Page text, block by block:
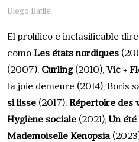
Diego Batlle
El prolífico e inclasificable
como Les états nordiques
(2007), Curling(2010), Vic +
ta joie demeure (2014), Boris
si lisse (2017), Répertoire des
Hygiène sociale (2021), Un
Mademoiselle Kenopsia